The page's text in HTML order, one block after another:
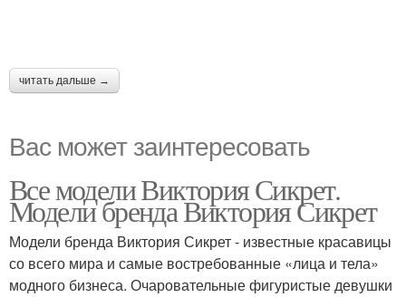
читать дальше →
Вас может заинтересовать
Все модели Виктория Сикрет.
Модели бренда Виктория Сикрет
Модели бренда Виктория Сикрет - известные красавицы
со всего мира и самые востребованные «лица и тела»
модного бизнеса. Очаровательные фигуристые девушки